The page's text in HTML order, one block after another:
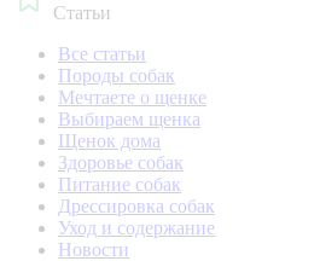
Статьи
Все статьи
Породы собак
Мечтаете о щенке
Выбираем щенка
Щенок дома
Здоровье собак
Питание собак
Дрессировка собак
Уход и содержание
Новости